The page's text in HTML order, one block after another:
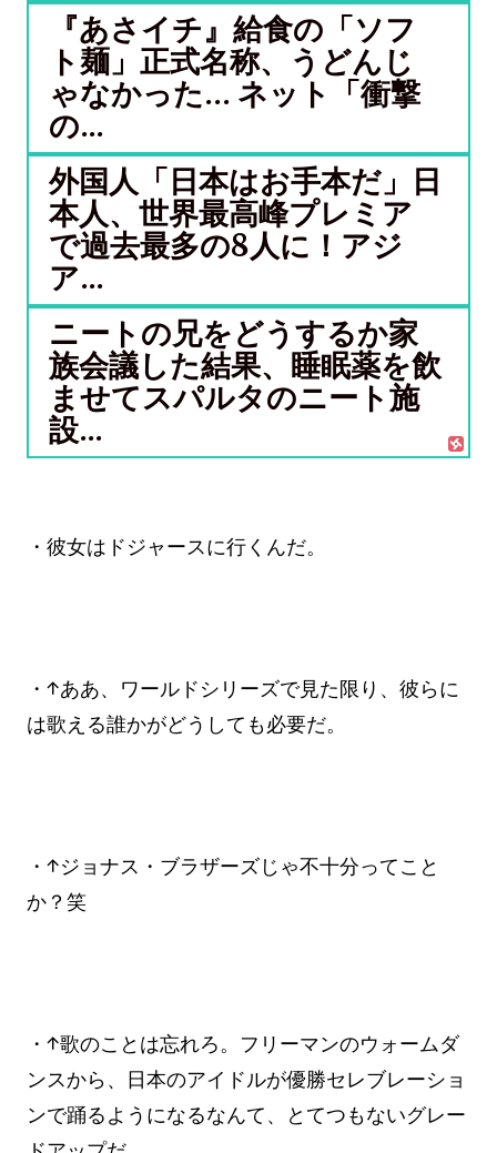
『あさイチ』給食の「ソフ
ト麺」正式名称、うどんじ
ゃなかった… ネット「衝撃
の...
外国人「日本はお手本だ」日
本人、世界最高峰プレミア
で過去最多の8人に！アジ
ア...
ニートの兄をどうするか家
族会議した結果、睡眠薬を飲
ませてスパルタのニート施
設...
・彼女はドジャースに行くんだ。
・↑ああ、ワールドシリーズで見た限り、彼らに
は歌える誰かがどうしても必要だ。
・↑ジョナス・ブラザーズじゃ不十分ってこと
か？笑
・↑歌のことは忘れろ。フリーマンのウォームダ
ンスから、日本のアイドルが優勝セレブレーショ
ンで踊るようになるなんて、とてつもないグレー